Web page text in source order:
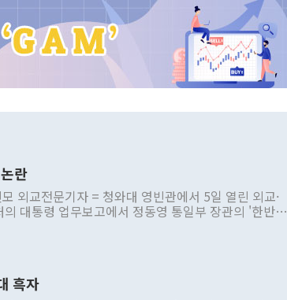
란
외교전문기자 = 청와대 영빈관에서 5일 열린 외교·
대통령 업무보고에서 정동영 통일부 장관의 '한반도
율을 거치지 않은 사안을 정책으로 추진하겠다고 공
비현실적 구상'이라는 비판을 내놨다. 그동안 정 장
흑자